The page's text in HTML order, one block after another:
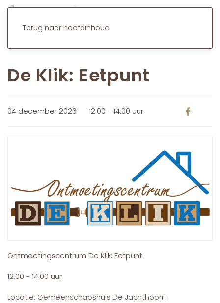
Terug naar hoofdinhoud
De Klik: Eetpunt
04 december 2026 12.00 - 14.00 uur
Ontmoetingscentrum De Klik: Eetpunt
12.00 - 14.00 uur
Locatie: Gemeenschapshuis De Jachthoorn